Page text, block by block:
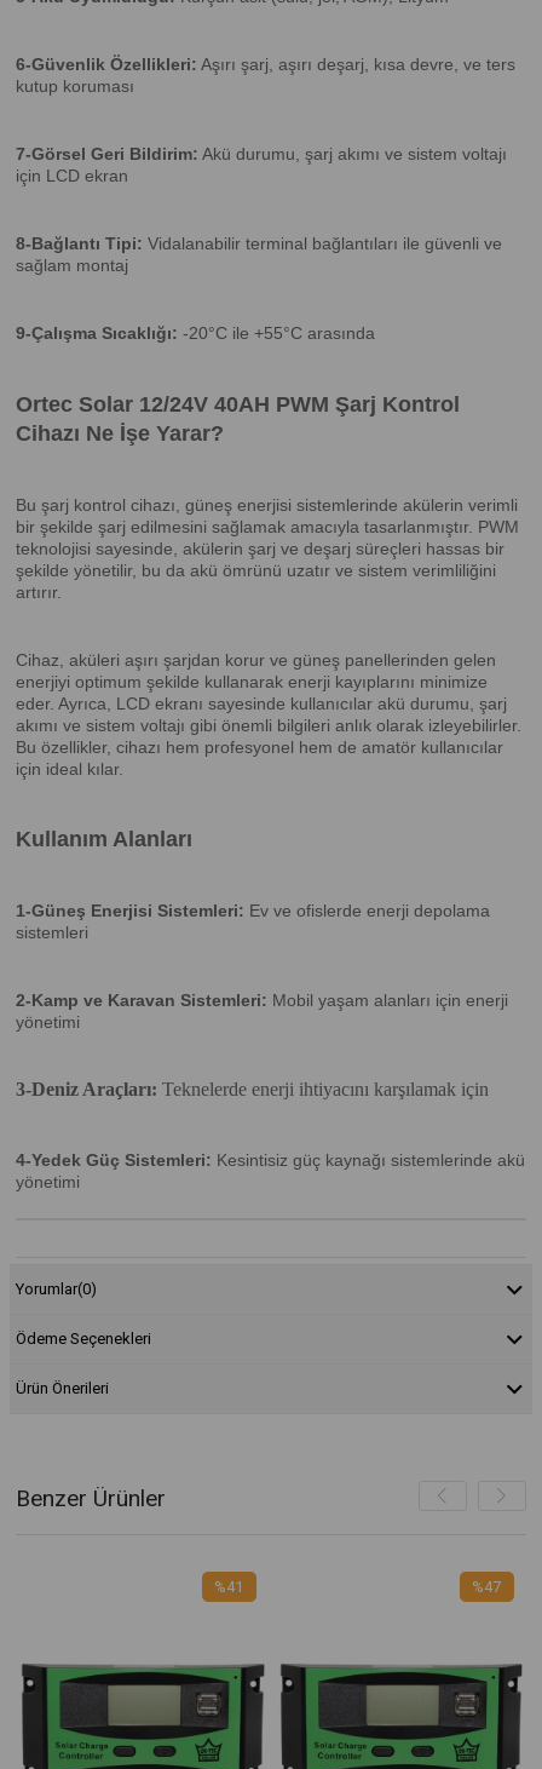
6-Güvenlik Özellikleri: Aşırı şarj, aşırı deşarj, kısa devre, ve ters
kutup koruması
7-Görsel Geri Bildirim: Akü durumu, şarj akımı ve sistem voltajı
için LCD ekran
8-Bağlantı Tipi: Vidalanabilir terminal bağlantıları ile güvenli ve
sağlam montaj
9-Çalışma Sıcaklığı: -20°C ile +55°C arasında
Ortec Solar 12/24V 40AH PWM Şarj Kontrol
Cihazı Ne İşe Yarar?
Bu şarj kontrol cihazı, güneş enerjisi sistemlerinde akülerin verimli
bir şekilde şarj edilmesini sağlamak amacıyla tasarlanmıştır. PWM
teknolojisi sayesinde, akülerin şarj ve deşarj süreçleri hassas bir
şekilde yönetilir, bu da akü ömrünü uzatır ve sistem verimliliğini
artırır.
Cihaz, aküleri aşırı şarjdan korur ve güneş panellerinden gelen
enerjiyi optimum şekilde kullanarak enerji kayıplarını minimize
eder. Ayrıca, LCD ekranı sayesinde kullanıcılar akü durumu, şarj
akımı ve sistem voltajı gibi önemli bilgileri anlık olarak izleyebilirler.
Bu özellikler, cihazı hem profesyonel hem de amatör kullanıcılar
için ideal kılar.
Kullanım Alanları
1-Güneş Enerjisi Sistemleri: Ev ve ofislerde enerji depolama
sistemleri
2-Kamp ve Karavan Sistemleri: Mobil yaşam alanları için enerji
yönetimi
3-Deniz Araçları: Teknelerde enerji ihtiyacını karşılamak için
4-Yedek Güç Sistemleri: Kesintisiz güç kaynağı sistemlerinde akü
yönetimi
Yorumlar(0)
Ödeme Seçenekleri
Ürün Önerileri
Benzer Ürünler
%41
%47